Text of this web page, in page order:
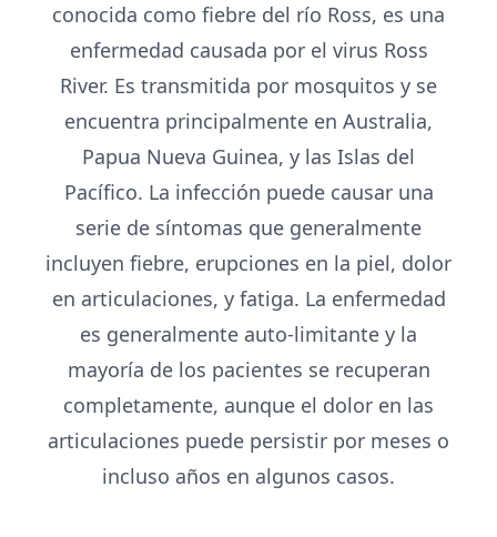
conocida como fiebre del río Ross, es una
enfermedad causada por el virus Ross
River. Es transmitida por mosquitos y se
encuentra principalmente en Australia,
Papua Nueva Guinea, y las Islas del
Pacífico. La infección puede causar una
serie de síntomas que generalmente
incluyen fiebre, erupciones en la piel, dolor
en articulaciones, y fatiga. La enfermedad
es generalmente auto-limitante y la
mayoría de los pacientes se recuperan
completamente, aunque el dolor en las
articulaciones puede persistir por meses o
incluso años en algunos casos.